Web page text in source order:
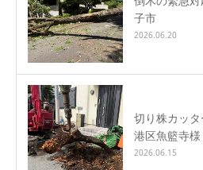
子市
2026.06.20
切り株カッ
港区魚籃寺様
2026.06.15